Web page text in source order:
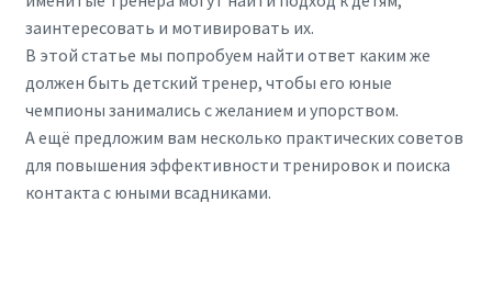
заинтересовать и мотивировать их.
В этой статье мы попробуем найти ответ каким же
должен быть детский тренер, чтобы его юные
чемпионы занимались с желанием и упорством.
А ещё предложим вам несколько практических советов
для повышения эффективности тренировок и поиска
контакта с юными всадниками.